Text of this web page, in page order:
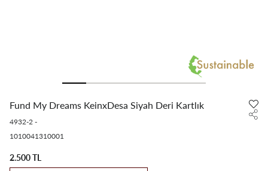
Fund My Dreams KeinxDesa Siyah Deri Kartlık
4932-2 -
1010041310001
2.500 TL